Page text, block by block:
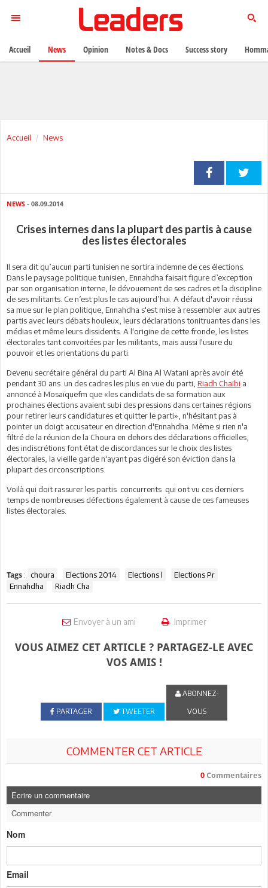
Accueil News
NEWS - 08.09.2014
Crises internes dans la plupart des partis à cause
des listes électorales
Il sera dit qu’aucun parti tunisien ne sortira indemne de ces élections.
Dans le paysage politique tunisien, Ennahdha faisait figure d’exception
par son organisation interne, le dévouement de ses cadres et la discipline
de ses militants. Ce n’est plus le cas aujourd’hui. A défaut d'avoir réussi
sa mue sur le plan politique, Ennahdha s'est mise à ressembler aux autres
partis avec leurs débats houleux, leurs déclarations tonitruantes dans les
médias et même leurs dissidents. A l'origine de cette fronde, les listes
électorales tant convoitées par les militants, mais aussi l'usure du
pouvoir et les orientations du parti.
Devenu secrétaire général du parti Al Bina Al Watani après avoir été
pendant 30 ans un des cadres les plus en vue du parti, Riadh Chaïbi a
annoncé à Mosaïquefm que «les candidats de sa formation aux
prochaines élections avaient subi des pressions dans certaines régions
pour retirer leurs candidatures et quitter le parti», n'hésitant pas à
pointer un doigt accusateur en direction d'Ennahdha. Même si rien n'a
filtré de la réunion de la Choura en dehors des déclarations officielles,
des indiscrétions font état de discordances sur le choix des listes
électorales, la vieille garde n'ayant pas digéré son éviction dans la
plupart des circonscriptions.
Voilà qui doit rassurer les partis concurrents qui ont vu ces derniers
temps de nombreuses défections également à cause de ces fameuses
listes électorales.
Tags : choura Elections 2014 Elections l
Elections Pr
Ennahdha
Riadh Cha
Envoyer à un ami Imprimer
VOUS AIMEZ CET ARTICLE ? PARTAGEZ-LE AVEC
VOS AMIS !
PARTAGER TWEETER
ABONNEZ-
VOUS
COMMENTER CET ARTICLE
0 Commentaires
Ecrire un commentaire
Commenter
Nom
Email
Accueil News Opinion Notes & Docs Success story